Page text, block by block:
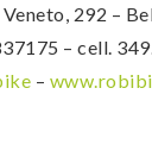
292 –
– cell.
–